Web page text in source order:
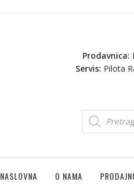
Prodavnica:
Servis: Pilota
NASLOVNA O NAMA